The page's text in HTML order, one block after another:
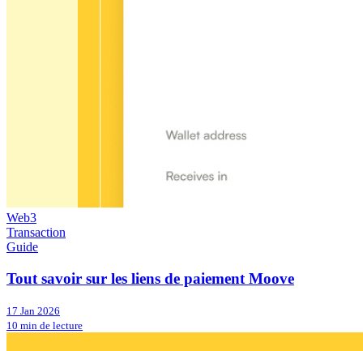
Web3
Transaction
Guide
Tout savoir sur les liens de paiement Moove
17 Jan 2026
10 min de lecture